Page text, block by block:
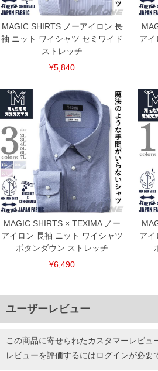
MAGIC SHIRTS ノーアイロン 長
袖 ニット ワイシャツ セミワイド
ストレッチ
¥5,840
アイ
MAGIC SHIRTS × TEXIMA ノー
アイロン 長袖 ニット ワイシャツ
ボタンダウン ストレッチ
¥6,490
アイ
ユーザーレビュー
この商品に寄せられたカスタマーレビュ
レビューを評価するにはログインが必要